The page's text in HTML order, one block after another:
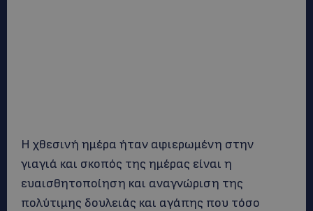
Η χθεσινή ημέρα ήταν αφιερωμένη στην
γιαγιά και σκοπός της ημέρας είναι η
ευαισθητοποίηση και αναγνώριση της
πολύτιμης δουλειάς και αγάπης που τόσο